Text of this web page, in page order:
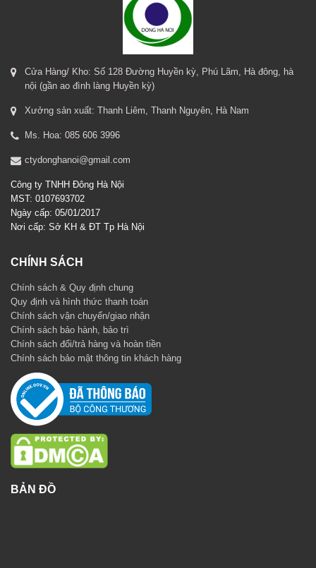
Cửa Hàng/ Kho: Số 128 Đường Huyền kỳ, Phú Lãm, Hà đông, hà
nội (gần ao đình làng Huyền kỳ)
Xưởng sản xuất: Thanh Liêm, Thanh Nguyên, Hà Nam
Ms. Hoa: 085 606 3996
ctydonghanoi@gmail.com
Công ty TNHH Đông Hà Nội
MST: 0107693702
Ngày cấp: 05/01/2017
Nơi cấp: Sở KH & ĐT Tp Hà Nội
CHÍNH SÁCH
Chính sách & Quy định chung
Quy định và hình thức thanh toán
Chính sách vận chuyển/giao nhận
Chính sách bảo hành, bảo trì
Chính sách đổi/trả hàng và hoàn tiền
Chính sách bảo mật thông tin khách hàng
BẢN ĐỒ